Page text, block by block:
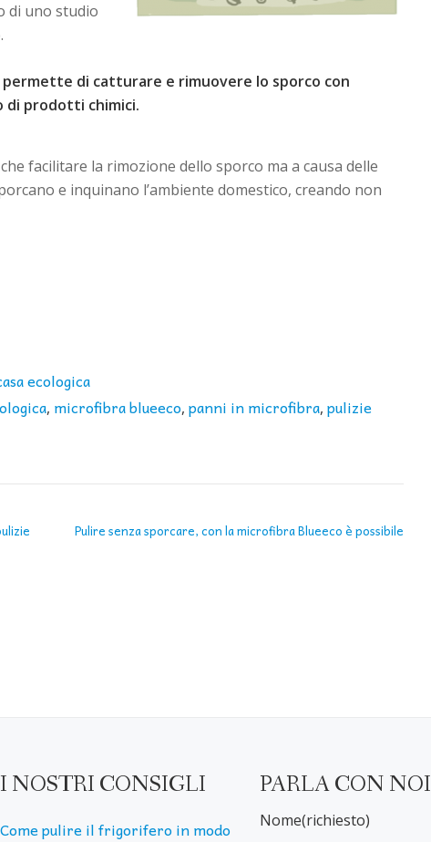
di uno studio
di catturare e rimuovere lo sporco con
di prodotti chimici.
facilitare la rimozione dello sporco ma a causa delle
e inquinano l’ambiente domestico, creando non
ecologica
, microfibra blueeco, panni in microfibra, pulizie
Pulire senza sporcare, con la microfibra Blueeco è possibile
I NOSTRI CONSIGLI
Come pulire il frigorifero in modo
PARLA CON NOI
Nome(richiesto)